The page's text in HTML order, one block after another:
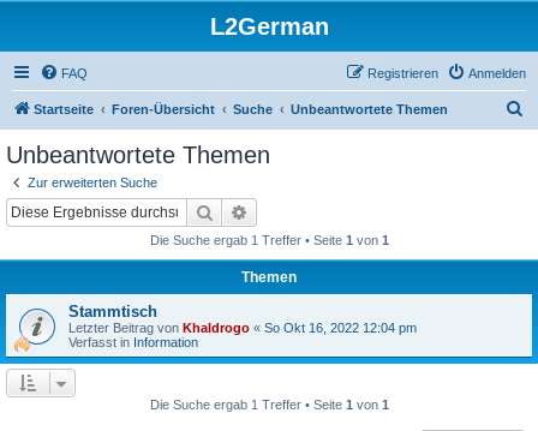
L2German
FAQ Anmelden
Registrieren
Startseite Foren-Übersicht Suche Unbeantwortete Themen
Unbeantwortete Themen
Zur erweiterten Suche
Suche
Die Suche ergab 1 Treffer • Seite 1 von 1
Themen
Stammtisch
Letzter Beitrag von Khaldrogo « So Okt 16, 2022 12:04 pm
Verfasst in Information
Die Suche ergab 1 Treffer • Seite 1 von 1